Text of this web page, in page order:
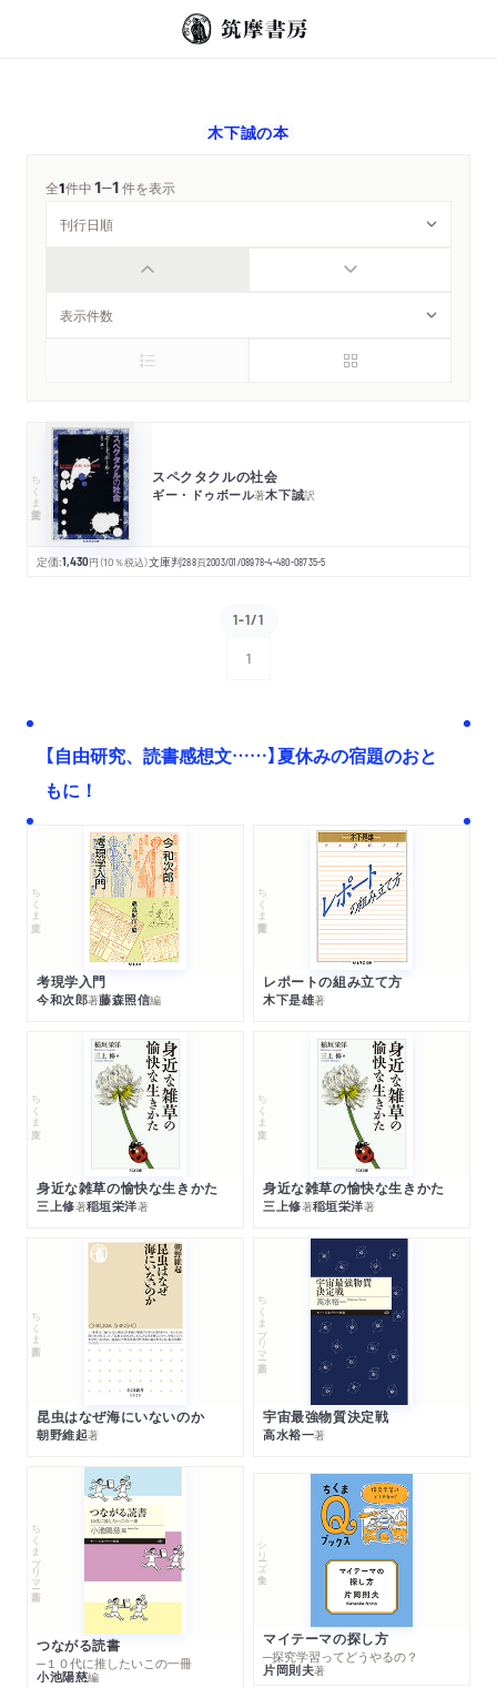
木下誠の本
全1件中1─1件を表示
ちくま学芸文庫 スペクタクルの社会
ギー・ドゥボール著木下誠訳
定価:1,430円 （10％税込）文庫判288頁2003/01/08978-4-480-08735-5
1-1/1
1
【自由研究、読書感想文……】夏休みの宿題のおと
もに！
ちくま文庫
考現学入門
今和次郎著藤森照信編
ちくま学芸文庫
レポートの組み立て方
木下是雄著
ちくま文庫
身近な雑草の愉快な生きかた
三上修著稲垣栄洋著
ちくま文庫
身近な雑草の愉快な生きかた
三上修著稲垣栄洋著
ちくま新書
昆虫はなぜ海にいないのか
朝野維起著
ちくまプリマー新書
宇宙最強物質決定戦
高水裕一著
ちくまプリマー新書
つながる読書
─１０代に推したいこの一冊
小池陽慈編
シリーズ・全集
マイテーマの探し方
─探究学習ってどうやるの？
片岡則夫著